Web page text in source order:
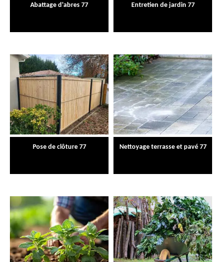
Abattage d'abres 77 Entretien de jardin 77
Pose de clôture 77 Nettoyage terrasse et pavé 77